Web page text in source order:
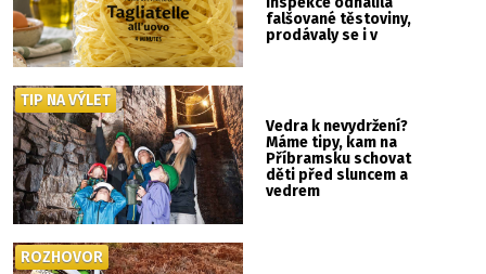
falšované těstoviny,
prodávaly se i v
Vedra k nevydržení?
Máme tipy, kam na
Příbramsku schovat
děti před sluncem a
vedrem
TIP NA VÝLET
ROZHOVOR